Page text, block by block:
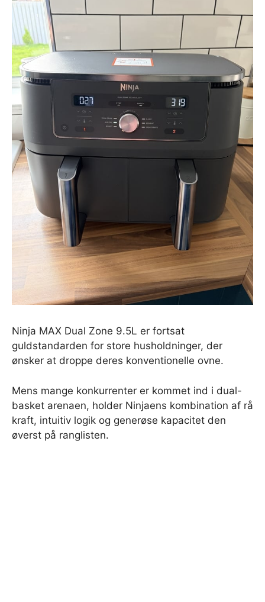
Ninja MAX Dual Zone 9.5L er fortsat
guldstandarden for store husholdninger, der
ønsker at droppe deres konventionelle ovne.
Mens mange konkurrenter er kommet ind i dual-
basket arenaen, holder Ninjaens kombination af rå
kraft, intuitiv logik og generøse kapacitet den
øverst på ranglisten.